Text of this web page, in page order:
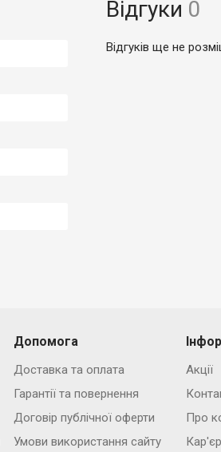
Відгуки 0
Відгуків ще не
Допомога
Доставка та оплата
Гарантії та повернення
Договір публічної оферти
Умови використання сайту
Акції
Про